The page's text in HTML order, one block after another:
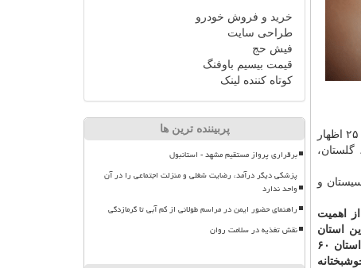
با تاکید بر ضرورت شست وشوی مداوم دست ها، فاصله گذاری اجتماعی و استفاده از ماسک، و با اعلان اینکه ۲۵ اظهار
و
اهمیت
استان
مشکل است. دو شهرستان این استان در وضعیت هشدار و سه شهرستان نیز قرمز هستند و موارد بستری طی یک ماه گذشته در این استان ۶۰
خرید و فروش خودرو
طراحی سایت
فیش حج
قیمت بیسیم باوفنگ
کوتاه کننده لینک
پربیننده ترین ها
برقراری پرواز مستقیم مشهد - استانبول
پزشکی دیگر درآمد، رضایت شغلی و منزلت اجتماعی را در آن
واحد ندارد
راهنمای حضور ایمن در مراسم طولانی از کم آبی تا گرمازدگی
نقش تغذیه در سلامت روان